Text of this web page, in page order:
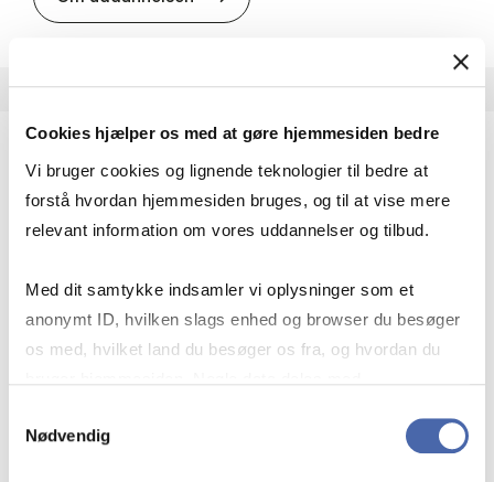
Cookies hjælper os med at gøre hjemmesiden bedre
Vi bruger cookies og lignende teknologier til bedre at
forstå hvordan hjemmesiden bruges, og til at vise mere
relevant information om vores uddannelser og tilbud.
Med dit samtykke indsamler vi oplysninger som et
anonymt ID, hvilken slags enhed og browser du besøger
os med, hvilket land du besøger os fra, og hvordan du
markedsføring. Du bestemmer selv - og kan altid trække
Nødvendig
HA(fil.) - erhvervs­økonomi og fi­lo­so­fi
virksomheder møder i vores komplekse verden.
effektivitet og…
Økonomi og matematik Kultur og samfund